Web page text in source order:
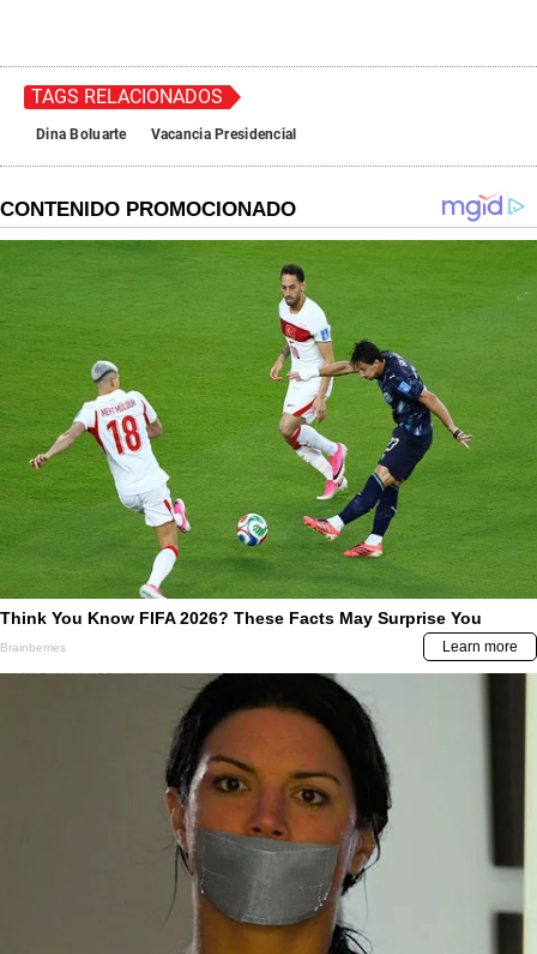
TAGS RELACIONADOS
Dina Boluarte Vacancia Presidencial